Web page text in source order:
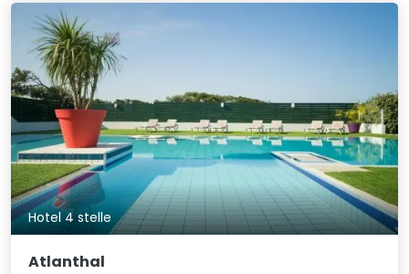
Hotel 4 stelle
Atlanthal